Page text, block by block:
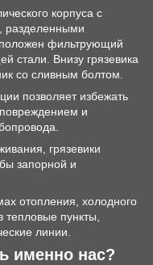
корпуса с
разделенными
фильтрующий
стали. Внизу грязевика
со сливным болтом.
позволяет избежать
и
грязевики
запорной и
отопления, холодного
тепловые пункты,
линии.
именно нас?